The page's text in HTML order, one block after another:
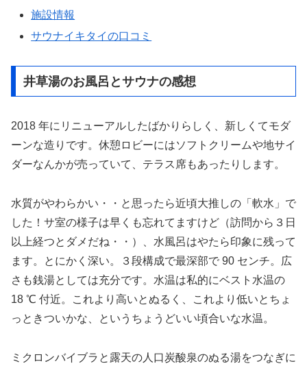
施設情報
サウナイキタイの口コミ
井草湯のお風呂とサウナの感想
2018 年にリニューアルしたばかりらしく、新しくてモダ
ーンな造りです。休憩ロビーにはソフトクリームや地サイ
ダーなんかが売っていて、テラス席もあったりします。
水質がやわらかい・・と思ったら近頃大推しの「軟水」で
した！サ室の様子は早くも忘れてますけど（訪問から３日
以上経つとダメだね・・）、水風呂はやたら印象に残って
ます。とにかく深い。３段構成で最深部で 90 センチ。広
さも銭湯としては充分です。水温は私的にベスト水温の
18 ℃ 付近。これより高いとぬるく、これより低いとちょ
っときついかな、というちょうどいい頃合いな水温。
ミクロンバイブラと露天の人口炭酸泉のぬる湯をつなぎに